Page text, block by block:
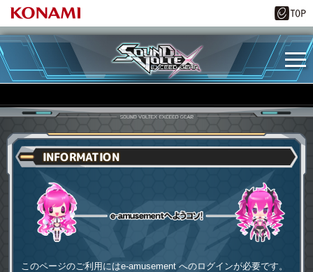
INFORMATION
このページのご利用にはe-amusement へのログインが必要です。